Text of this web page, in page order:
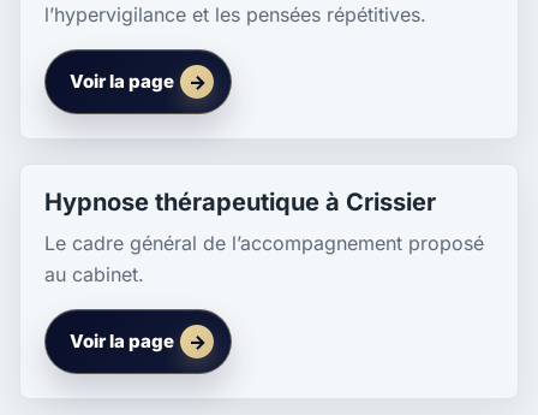
l’hypervigilance et les pensées répétitives.
Voir la page
Hypnose thérapeutique à Crissier
Le cadre général de l’accompagnement proposé
au cabinet.
Voir la page